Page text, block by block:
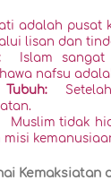
adalah pusat
lisan dan
Islam sangat
nafsu
Muslim tidak
Kemaksiatan